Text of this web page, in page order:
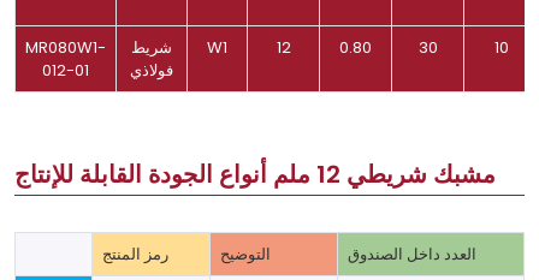
MR080W1-
012-01
شريط
فولاذي
W1 12 0.80 30 10
مشبك شريطي 12 ملم أنواع الجودة القابلة للإنتاج
رمز المنتج التوضيح العدد داخل الصندوق